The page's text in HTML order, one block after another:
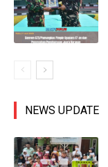
NEWS UPDATE